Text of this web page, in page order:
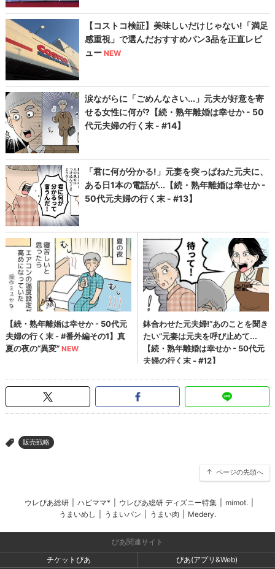
> 販売戦略
ページの先頭へ
ウレぴあ総研 ハピママ* ウレぴあ総研 ディズニー特集 mimot.
うまいめし
うまいパン うまい肉 Medery.
ぴあ関連サイト
チケットぴあ
ぴあ(アプリ&Web)